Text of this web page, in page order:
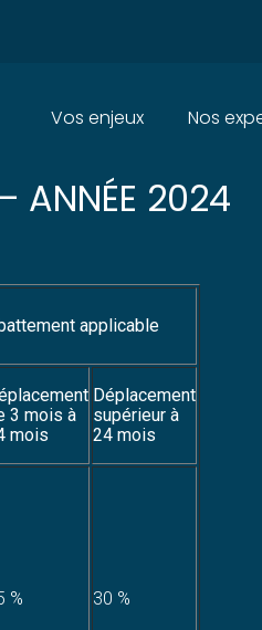
Principal
Vos enjeux Nos
GRANDS
ANNÉE 2024
applicable
3 mois à
mois
Déplacement
supérieur à
24 mois
% 30 %